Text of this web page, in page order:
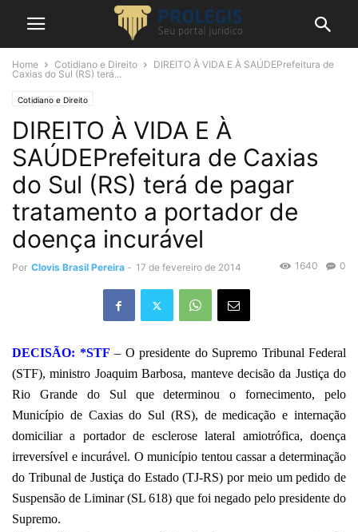
Home Cotidiano e Direito
DIREITO À VIDA E À SAÚDEPrefeitura de
Caxias do Sul (RS) terá...
Cotidiano e Direito
DIREITO À VIDA E À
SAÚDEPrefeitura de Caxias
do Sul (RS) terá de pagar
tratamento a portador de
doença incurável
Por Clovis Brasil Pereira - 17 de fevereiro de 2014 0
1640
DECISÃO: *STF – O presidente do Supremo Tribunal Federal
(STF), ministro Joaquim Barbosa, manteve decisão da Justiça do
Rio Grande do Sul que determinou o fornecimento, pelo
Município de Caxias do Sul (RS), de medicação e internação
domiciliar a portador de esclerose lateral amiotrófica, doença
irreversível e incurável. O município tentou cassar a determinação
do Tribunal de Justiça do Estado (TJ-RS) por meio um pedido de
Suspensão de Liminar (SL 618) que foi negado pelo presidente do
Supremo.